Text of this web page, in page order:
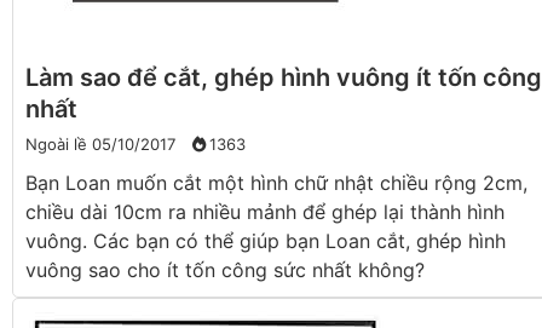
Làm sao để cắt, ghép hình vuông ít tốn công
nhất
Ngoài lề 05/10/2017 1363
Bạn Loan muốn cắt một hình chữ nhật chiều rộng 2cm,
chiều dài 10cm ra nhiều mảnh để ghép lại thành hình
vuông. Các bạn có thể giúp bạn Loan cắt, ghép hình
vuông sao cho ít tốn công sức nhất không?